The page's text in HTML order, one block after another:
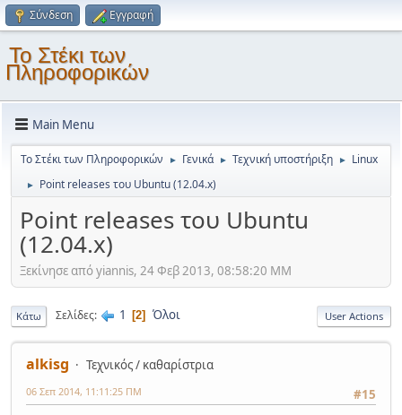
Σύνδεση Εγγραφή
Το Στέκι των
Πληροφορικών
Main Menu
Το Στέκι των Πληροφορικών ► Γενικά ► Τεχνική υποστήριξη ► Linux
► Point releases του Ubuntu (12.04.x)
Point releases του Ubuntu
(12.04.x)
Ξεκίνησε από yiannis, 24 Φεβ 2013, 08:58:20 ΜΜ
Κάτω Σελίδες 1 2 Όλοι User Actions
alkisg
Τεχνικός / καθαρίστρια
#15
06 Σεπ 2014, 11:11:25 ΠΜ